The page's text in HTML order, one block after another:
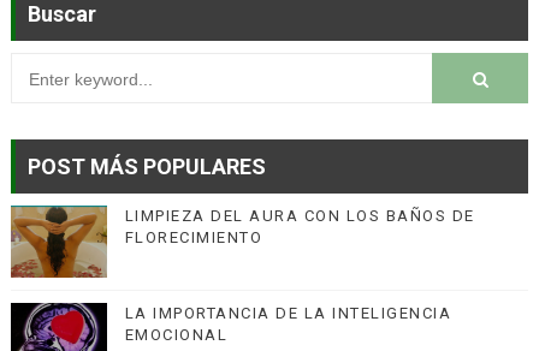
Buscar
POST MÁS POPULARES
LIMPIEZA DEL AURA CON LOS BAÑOS DE
FLORECIMIENTO
LA IMPORTANCIA DE LA INTELIGENCIA
EMOCIONAL